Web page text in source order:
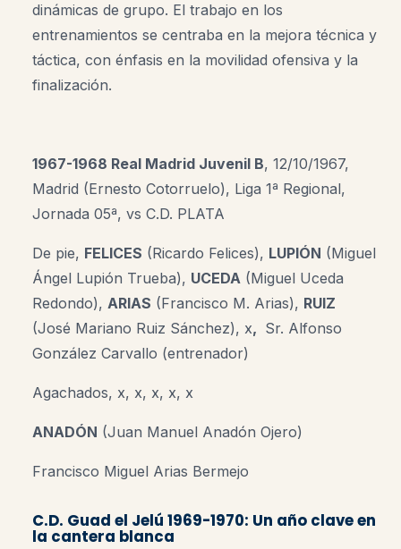
dinámicas de grupo. El trabajo en los
entrenamientos se centraba en la mejora técnica y
táctica, con énfasis en la movilidad ofensiva y la
finalización.
1967-1968 Real Madrid Juvenil B, 12/10/1967,
Madrid (Ernesto Cotorruelo), Liga 1ª Regional,
Jornada 05ª, vs C.D. PLATA
De pie, FELICES (Ricardo Felices), LUPIÓN (Miguel
Ángel Lupión Trueba), UCEDA (Miguel Uceda
Redondo), ARIAS (Francisco M. Arias), RUIZ
(José Mariano Ruiz Sánchez), x, Sr. Alfonso
González Carvallo (entrenador)
Agachados, x, x, x, x, x
ANADÓN (Juan Manuel Anadón Ojero)
Francisco Miguel Arias Bermejo
C.D. Guad el Jelú 1969-1970: Un año clave en
la cantera blanca